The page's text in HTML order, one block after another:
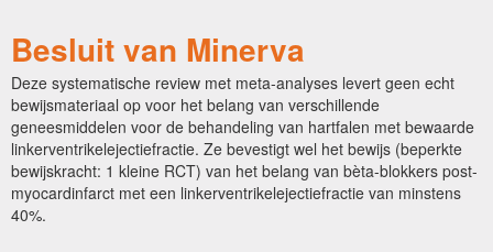
Besluit van Minerva
Deze systematische review met meta-analyses levert geen echt
bewijsmateriaal op voor het belang van verschillende
geneesmiddelen voor de behandeling van hartfalen met bewaarde
linkerventrikelejectiefractie. Ze bevestigt wel het bewijs (beperkte
bewijskracht: 1 kleine RCT) van het belang van bèta-blokkers post-
myocardinfarct met een linkerventrikelejectiefractie van minstens
40%.